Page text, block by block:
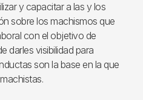
y capacitar a las y los
sobre los machismos que
con el objetivo de
darles visibilidad para
son la base en la que